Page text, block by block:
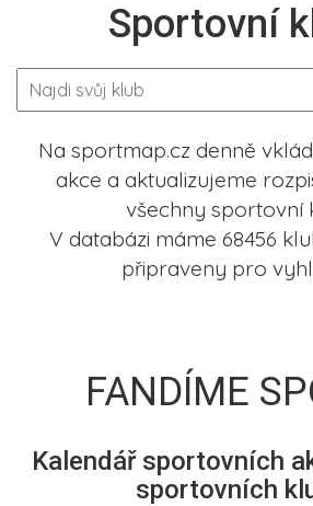
Sportovní
Na sportmap.cz denně
akce a aktualizujeme
všechny sportovní
V databázi máme 68456
připraveny pro
FANDÍME
Kalendář sportovních
sportovních